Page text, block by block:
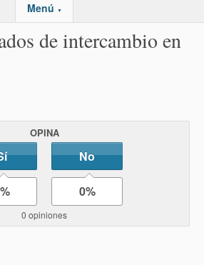
Menú ▼
de intercambio en
OPINA
No
0%
0 opiniones